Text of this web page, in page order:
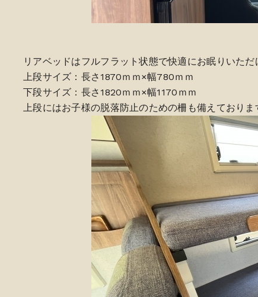
リアベッドはフルフラット状態で快適にお眠りいただ
上段サイズ：長さ1870ｍｍ×幅780ｍｍ
下段サイズ：長さ1820ｍｍ×幅1170ｍｍ
上段にはお子様の脱落防止のための柵も備えておりま